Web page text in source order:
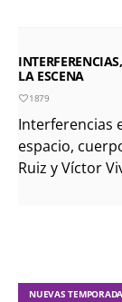
LA ESCENA
1879
Interferencias
espacio,
Ruiz y Víctor
NUEVAS